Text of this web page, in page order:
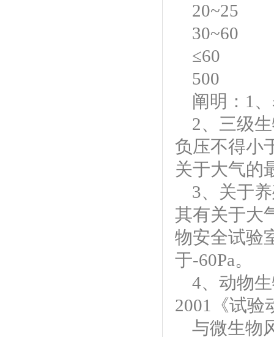
20~25
30~60
≤60
500
阐明： 1
2、三级
负压不得小
关于大气的
3、关于
其有关于大
物安全试验
于-60Pa。
4、动物
2001《试验
与微生物